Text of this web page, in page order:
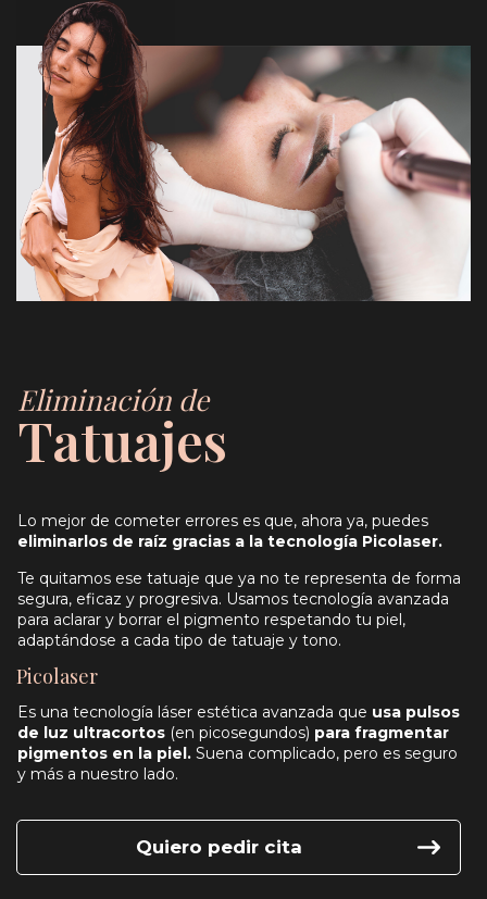
Eliminación de
Tatuajes
Lo mejor de cometer errores es que, ahora ya, puedes
eliminarlos de raíz gracias a la tecnología Picolaser.
Te quitamos ese tatuaje que ya no te representa de forma
segura, eficaz y progresiva. Usamos tecnología avanzada
para aclarar y borrar el pigmento respetando tu piel,
adaptándose a cada tipo de tatuaje y tono.
Picolaser
Es una tecnología láser estética avanzada que usa pulsos
de luz ultracortos (en picosegundos) para fragmentar
pigmentos en la piel. Suena complicado, pero es seguro
y más a nuestro lado.
Quiero pedir cita